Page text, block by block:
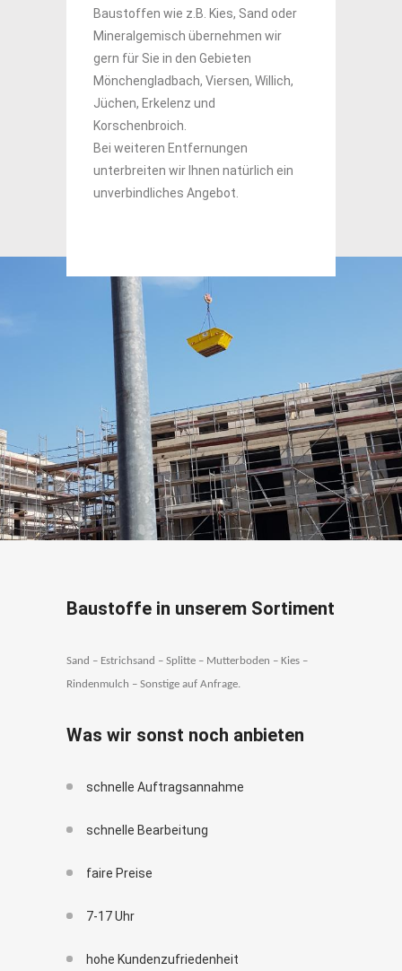
Baustoffen wie z.B. Kies, Sand oder
Mineralgemisch übernehmen wir
gern für Sie in den Gebieten
Mönchengladbach, Viersen, Willich,
Jüchen, Erkelenz und
Korschenbroich.
Bei weiteren Entfernungen
unterbreiten wir Ihnen natürlich ein
unverbindliches Angebot.
Baustoffe in unserem Sortiment
Sand – Estrichsand – Splitte – Mutterboden – Kies –
Rindenmulch – Sonstige auf Anfrage.
Was wir sonst noch anbieten
schnelle Auftragsannahme
schnelle Bearbeitung
faire Preise
7-17 Uhr
hohe Kundenzufriedenheit